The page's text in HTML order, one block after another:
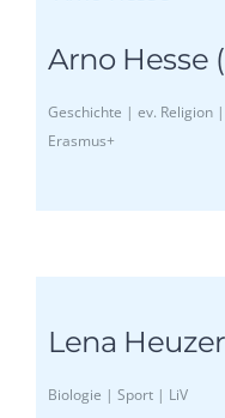
Arno Hesse
Geschichte | ev. Religion
Erasmus+
Lena
Biologie | Sport | LiV